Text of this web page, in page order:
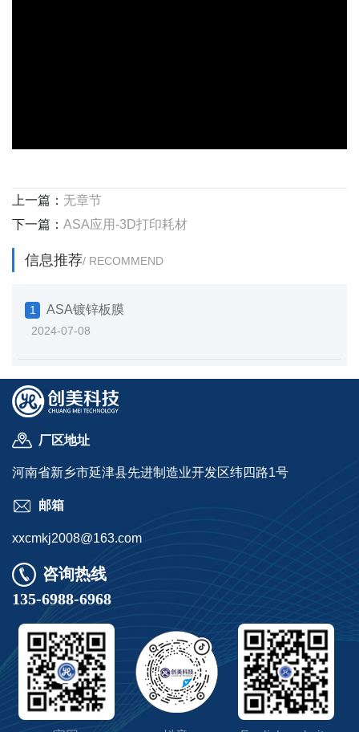
上一篇： 无章节
下一篇： ASA应用-3D打印耗材
信息推荐/ RECOMMEND
1 ASA镀锌板膜
2024-07-08
厂区地址
河南省新乡市延津县先进制造业开发区纬四路1号
邮箱
xxcmkj2008@163.com
咨询热线
135-6988-6968